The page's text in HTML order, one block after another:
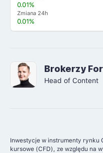
0.01%
Zmiana 24h
0.01%
Brokerzy
Head of Content
Inwestycje w instrumenty rynku
kursowe (CFD), ze względu na